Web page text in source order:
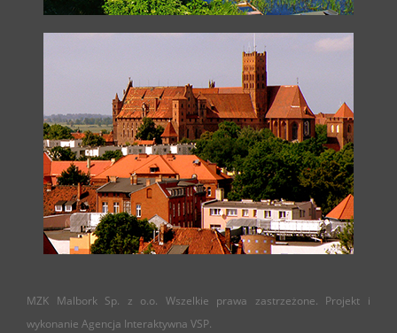
MZK Malbork Sp. z o.o. Wszelkie prawa zastrzeżone. Projekt i
wykonanie Agencja Interaktywna VSP.